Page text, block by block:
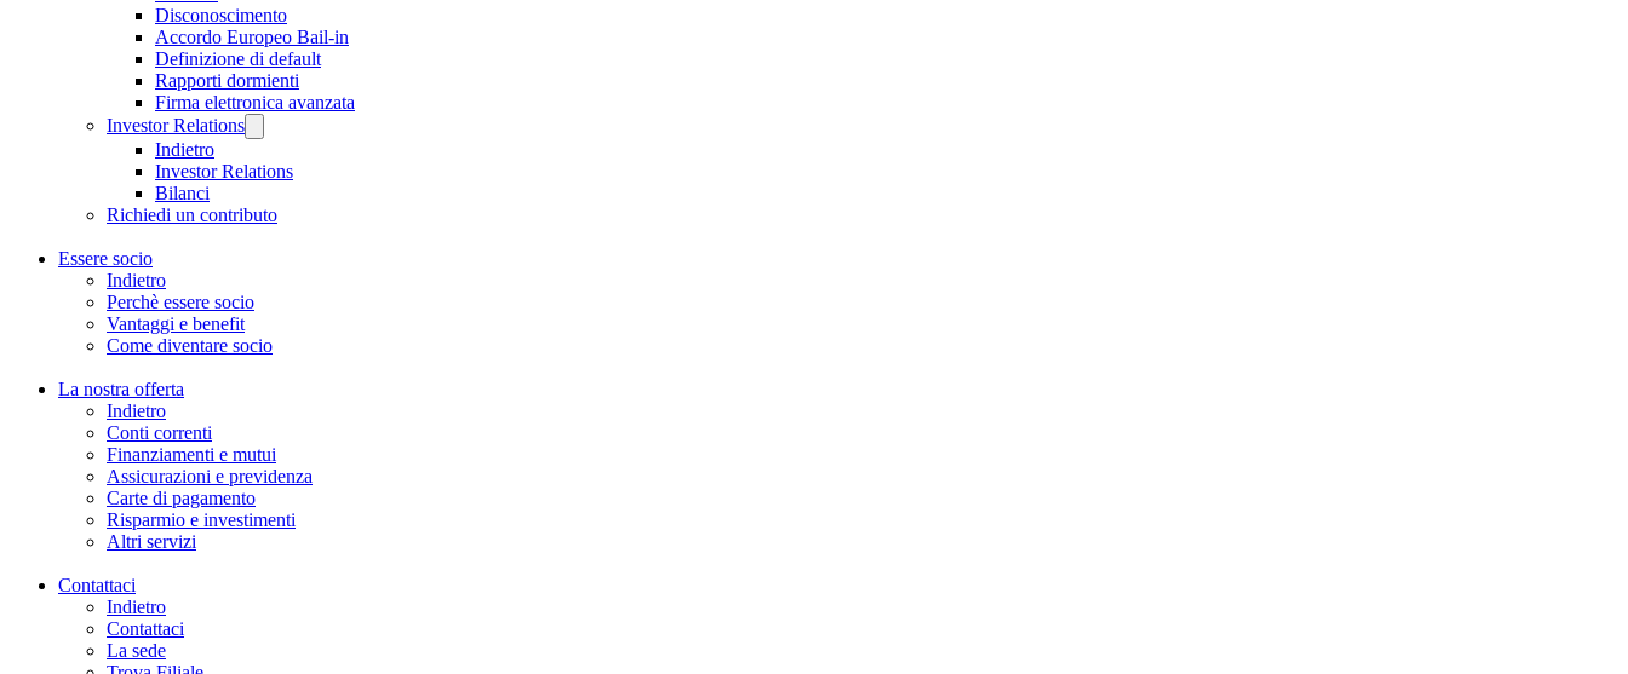
Disconoscimento
Accordo Europeo Bail-in
Definizione di default
Rapporti dormienti
Firma elettronica avanzata
Investor Relations
Indietro
Investor Relations
Bilanci
Richiedi un contributo
Essere socio
Indietro
Perchè essere socio
Vantaggi e benefit
Come diventare socio
La nostra offerta
Indietro
Conti correnti
Finanziamenti e mutui
Assicurazioni e previdenza
Carte di pagamento
Risparmio e investimenti
Altri servizi
Contattaci
Indietro
Contattaci
La sede